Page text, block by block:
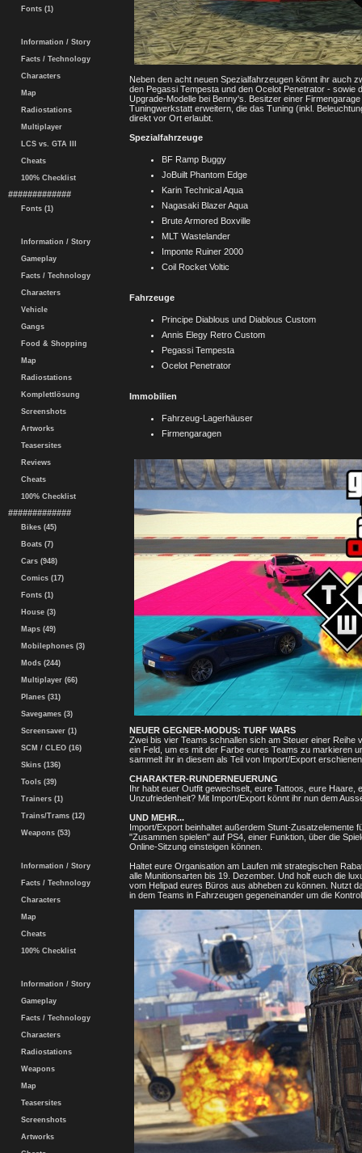
Fonts (1)
Information / Story
Facts / Technology
Characters
Map
Radiostations
Multiplayer
LCS vs. GTA III
Cheats
100% Checklist
#############
Fonts (1)
Information / Story
Gameplay
Facts / Technology
Characters
Vehicle
Gangs
Food & Shopping
Map
Radiostations
Komplettlösung
Screenshots
Artworks
Teasersites
Reviews
Cheats
100% Checklist
#############
Bikes (45)
Boats (7)
Cars (948)
Comics (17)
Fonts (1)
House (3)
Maps (49)
Mobilephones (3)
Mods (244)
Multiplayer (66)
Planes (31)
Savegames (3)
Screensaver (1)
SCM / CLEO (16)
Skins (136)
Tools (39)
Trainers (1)
Trains/Trams (12)
Weapons (53)
Information / Story
Facts / Technology
Characters
Map
Cheats
100% Checklist
Information / Story
Gameplay
Facts / Technology
Characters
Radiostations
Weapons
Map
Teasersites
Screenshots
Artworks
Neben den acht neuen Spezialfahrzeugen könnt ihr auch
den Pegassi Tempesta und den Ocelot Penetrator - sowie
Upgrade-Modelle bei Benny's. Besitzer einer
Tuningwerkstatt erweitern, die das Tuning (inkl.
direkt vor Ort erlaubt.
Spezialfahrzeuge
BF Ramp Buggy
JoBuilt Phantom Edge
Karin Technical Aqua
Nagasaki Blazer Aqua
Brute Armored Boxville
MLT Wastelander
Imponte Ruiner 2000
Coil Rocket Voltic
Fahrzeuge
Principe Diablous und Diablous Custom
Annis Elegy Retro Custom
Pegassi Tempesta
Ocelot Penetrator
Immobilien
Fahrzeug-Lagerhäuser
Firmengaragen
NEUER GEGNER-MODUS: TURF WARS
Zwei bis vier Teams schnallen sich am Steuer einer
ein Feld, um es mit der Farbe eures Teams zu markieren
sammelt ihr in diesem als Teil von Import/Export
CHARAKTER-RUNDERNEUERUNG
Ihr habt euer Outfit gewechselt, eure Tattoos, eure
Unzufriedenheit? Mit Import/Export könnt ihr nun dem
UND MEHR...
Import/Export beinhaltet außerdem Stunt-Zusatzelemente
"Zusammen spielen" auf PS4, einer Funktion, über die
Online-Sitzung einsteigen können.
Haltet eure Organisation am Laufen mit strategischen
alle Munitionsarten bis 19. Dezember. Und holt euch die
vom Helipad eures Büros aus abheben zu können. Nutzt
in dem Teams in Fahrzeugen gegeneinander um die